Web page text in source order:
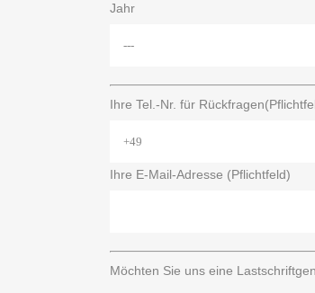
Jahr
Ihre Tel.-Nr. für
Ihre E-Mail-Adresse (Pflichtfeld)
Möchten Sie uns eine